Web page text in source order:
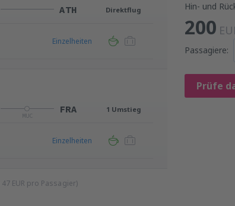
Hin- und
200
Passagiere:
Prüfe
ATH Direktflug
Einzelheiten
MUC
FRA 1 Umstieg
Einzelheiten
47 EUR pro Passagier)